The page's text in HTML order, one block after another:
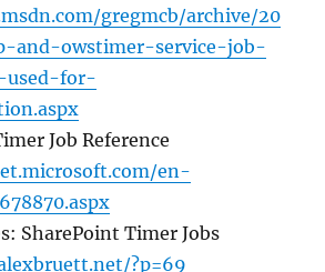
gregmcb/archive/20
and-owstimer-service-job-
used-for-
Job Reference
en-
SharePoint Timer Jobs
?p=69